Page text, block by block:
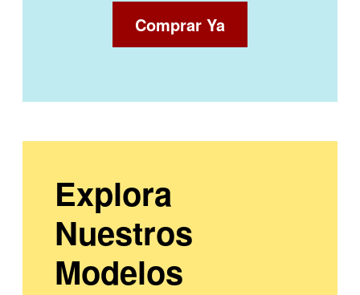
Comprar Ya
Explora
Nuestros
Modelos